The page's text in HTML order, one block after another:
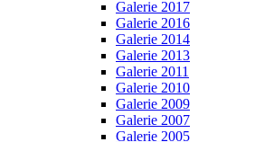
Galerie 2017
Galerie 2016
Galerie 2014
Galerie 2013
Galerie 2011
Galerie 2010
Galerie 2009
Galerie 2007
Galerie 2005